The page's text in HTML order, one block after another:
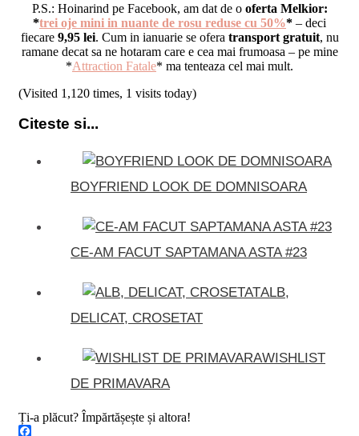
P.S.: Hoinarind pe Facebook, am dat de o oferta Melkior:
*trei oje mini in nuante de rosu reduse cu 50%* – deci
fiecare 9,95 lei. Cum in ianuarie se ofera transport gratuit, nu
ramane decat sa ne hotaram care e cea mai frumoasa – pe mine
*Attraction Fatale* ma tenteaza cel mai mult.
(Visited 1,120 times, 1 visits today)
Citeste si...
BOYFRIEND LOOK DE DOMNISOARA
CE-AM FACUT SAPTAMANA ASTA #23
ALB,
DELICAT, CROSETAT
WISHLIST
DE PRIMAVARA
Ți-a plăcut? Împărtășește și altora!